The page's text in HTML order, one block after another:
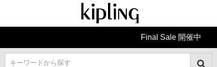
Final Sale 開催中
キーワードから探す